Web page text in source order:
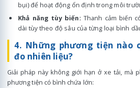
bụi) để hoạt động ổn định trong môi
Khả năng tùy biến: Thanh cảm biến
dài tùy theo độ sâu của từng loại bình
4. Những phương tiện nào
đo nhiên liệu?
Giải pháp này không giới hạn ở xe tải, mà
phương tiện có bình chứa lớn: